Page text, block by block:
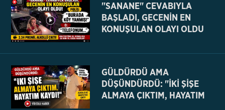
"SANANE" CEVABIYLA
BAŞLADI, GECENİN EN
KONUŞULAN OLAYI OLDU
GÜLDÜRDÜ AMA
DÜŞÜNDÜRDÜ: "İKİ ŞİŞE
ALMAYA ÇIKTIM, HAYATIM